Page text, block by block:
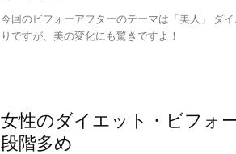
今回のビフォーアフターのテーマは「美人」 ダ
りですが、美の変化にも驚きですよ！
女性のダイエット・ビフォ
段階多め